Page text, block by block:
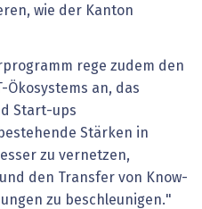
wie der Kanton
rege zudem den
Ökosystems an, das
Start-ups
Stärken in
zu vernetzen,
den Transfer von Know-
zu beschleunigen."